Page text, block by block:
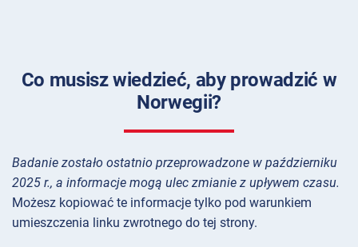
Co musisz wiedzieć, aby prowadzić w
Norwegii?
Badanie zostało ostatnio przeprowadzone w październiku
2025 r., a informacje mogą ulec zmianie z upływem czasu.
Możesz kopiować te informacje tylko pod warunkiem
umieszczenia linku zwrotnego do tej strony.